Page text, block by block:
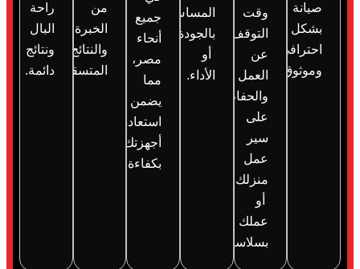
صيانة
بشكل
احترافي
وموثوق.
وقت
التوقف
العمل
والحفاظ
على
سير
عمل
منزلك
عملك
بسلاسة.
المساس
بالجودة
الأداء.
جميع
أنحاء
مصر،
مما
يضمن
استعادة
أجهزتك
بكفاءة.
الخبرة
والنتائج
المتسقة.
راحة
البال
ونتائج
دائمة.